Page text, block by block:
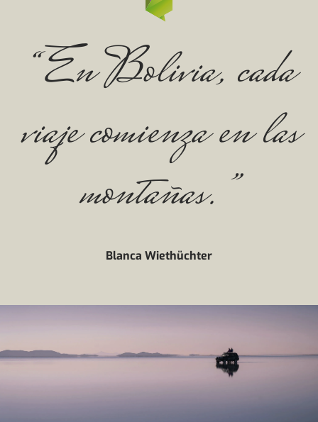
“En Bolivia, cada
viaje comienza en las
montañas.”
Blanca Wiethüchter